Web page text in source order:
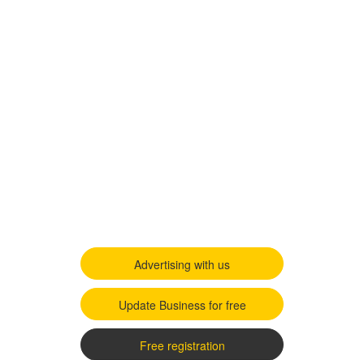
Advertising with us
Update Business for free
Free registration